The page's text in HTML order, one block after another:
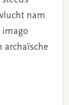
nam
imago
archaïsche